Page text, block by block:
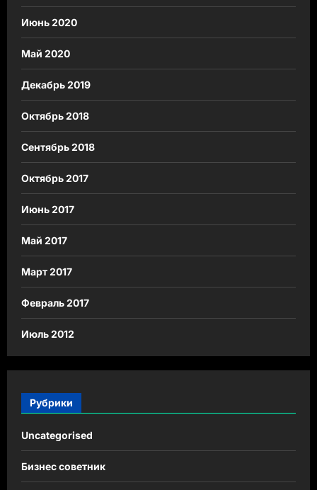
Июнь 2020
Май 2020
Декабрь 2019
Октябрь 2018
Сентябрь 2018
Октябрь 2017
Июнь 2017
Май 2017
Март 2017
Февраль 2017
Июль 2012
Рубрики
Uncategorised
Бизнес советник